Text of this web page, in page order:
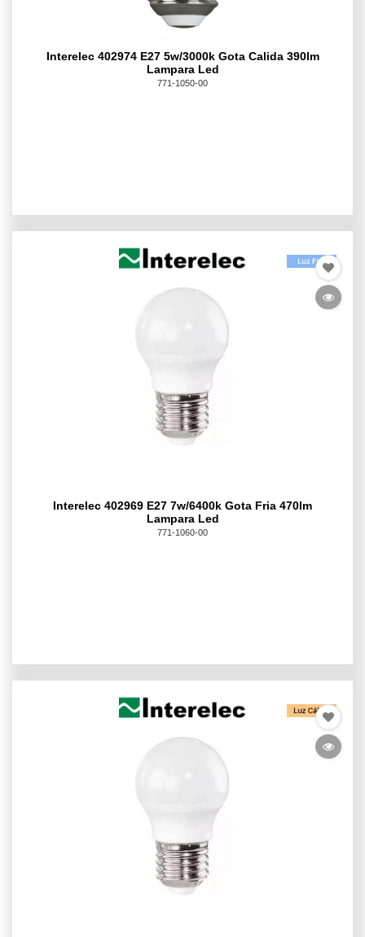
Interelec 402974 E27 5w/3000k Gota Calida 390lm
Lampara Led
771-1050-00
Interelec 402969 E27 7w/6400k Gota Fria 470lm
Lampara Led
771-1060-00